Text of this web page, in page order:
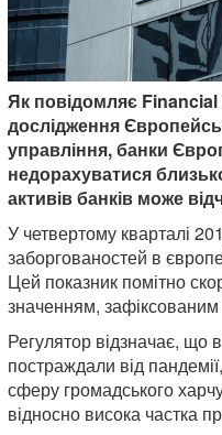
Як повідомляє
дослідження
управління, банки
недорахуватися
активів банків може
У четвертому кварталі
заборгованостей в
Цей показник помітно
значенням, зафіксованим
Регулятор відзначає, що
постраждали від
сферу громадського
відносно висока частка